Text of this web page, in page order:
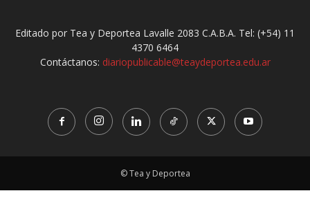
Editado por Tea y Deportea Lavalle 2083 C.A.B.A. Tel: (+54) 11
4370 6464
Contáctanos: diariopublicable@teaydeportea.edu.ar
© Tea y Deportea